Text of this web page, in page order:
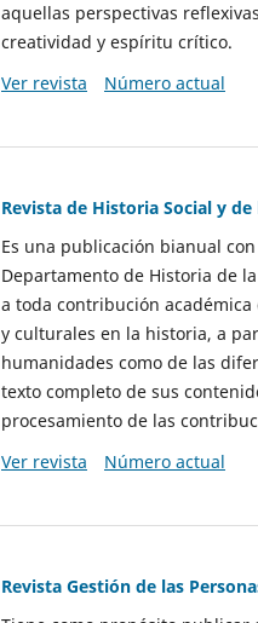
aquellas perspectivas
creatividad y espíritu crítico.
Ver revista
Número actual
Revista de Historia Social y
Es una publicación bianual
Departamento de Historia de
a toda contribución
y culturales en la historia, a
humanidades como de las
texto completo de sus
procesamiento de las
Ver revista
Número actual
Revista Gestión de las